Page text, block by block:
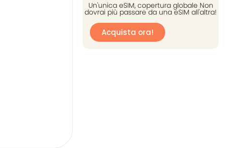
Un'unica eSIM, copertura globale Non
dovrai più passare da una eSIM all'altra!
Acquista ora!